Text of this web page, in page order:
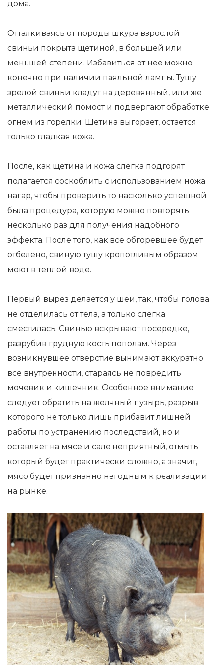
дома.
Отталкиваясь от породы шкура взрослой
свиньи покрыта щетиной, в большей или
меньшей степени. Избавиться от нее можно
конечно при наличии паяльной лампы. Тушу
зрелой свиньи кладут на деревянный, или же
металлический помост и подвергают обработке
огнем из горелки. Щетина выгорает, остается
только гладкая кожа.
После, как щетина и кожа слегка подгорят
полагается соскоблить с использованием ножа
нагар, чтобы проверить то насколько успешной
была процедура, которую можно повторять
несколько раз для получения надобного
эффекта. После того, как все обгоревшее будет
отбелено, свиную тушу кропотливым образом
моют в теплой воде.
Первый вырез делается у шеи, так, чтобы голова
не отделилась от тела, а только слегка
сместилась. Свинью вскрывают посередке,
разрубив грудную кость пополам. Через
возникнувшее отверстие вынимают аккуратно
все внутренности, стараясь не повредить
мочевик и кишечник. Особенное внимание
следует обратить на желчный пузырь, разрыв
которого не только лишь прибавит лишней
работы по устранению последствий, но и
оставляет на мясе и сале неприятный, отмыть
который будет практически сложно, а значит,
мясо будет признанно негодным к реализации
на рынке.